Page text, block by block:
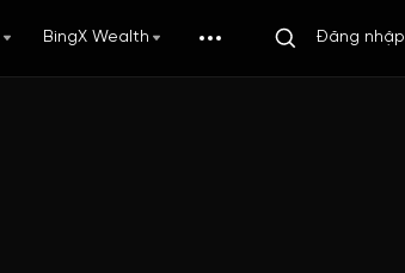
BingX Wealth Đăng nhập